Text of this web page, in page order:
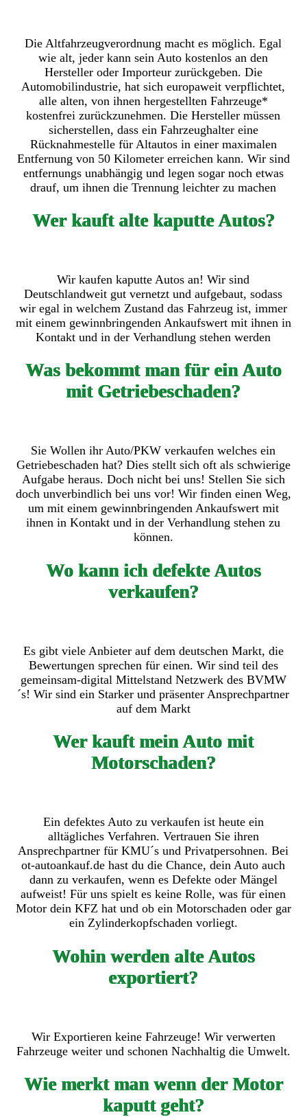
Die Altfahrzeugverordnung macht es möglich. Egal
wie alt, jeder kann sein Auto kostenlos an den
Hersteller oder Importeur zurückgeben. Die
Automobilindustrie, hat sich europaweit verpflichtet,
alle alten, von ihnen hergestellten Fahrzeuge*
kostenfrei zurückzunehmen. Die Hersteller müssen
sicherstellen, dass ein Fahrzeughalter eine
Rücknahmestelle für Altautos in einer maximalen
Entfernung von 50 Kilometer erreichen kann. Wir sind
entfernungs unabhängig und legen sogar noch etwas
drauf, um ihnen die Trennung leichter zu machen
Wer kauft alte kaputte Autos?
Wir kaufen kaputte Autos an! Wir sind
Deutschlandweit gut vernetzt und aufgebaut, sodass
wir egal in welchem Zustand das Fahrzeug ist, immer
mit einem gewinnbringenden Ankaufswert mit ihnen in
Kontakt und in der Verhandlung stehen werden
Was bekommt man für ein Auto
mit Getriebeschaden?
Sie Wollen ihr Auto/PKW verkaufen welches ein
Getriebeschaden hat? Dies stellt sich oft als schwierige
Aufgabe heraus. Doch nicht bei uns! Stellen Sie sich
doch unverbindlich bei uns vor! Wir finden einen Weg,
um mit einem gewinnbringenden Ankaufswert mit
ihnen in Kontakt und in der Verhandlung stehen zu
können.
Wo kann ich defekte Autos
verkaufen?
Es gibt viele Anbieter auf dem deutschen Markt, die
Bewertungen sprechen für einen. Wir sind teil des
gemeinsam-digital Mittelstand Netzwerk des BVMW
´s! Wir sind ein Starker und präsenter Ansprechpartner
auf dem Markt
Wer kauft mein Auto mit
Motorschaden?
Ein defektes Auto zu verkaufen ist heute ein
alltägliches Verfahren. Vertrauen Sie ihren
Ansprechpartner für KMU´s und Privatpersohnen. Bei
ot-autoankauf.de hast du die Chance, dein Auto auch
dann zu verkaufen, wenn es Defekte oder Mängel
aufweist! Für uns spielt es keine Rolle, was für einen
Motor dein KFZ hat und ob ein Motorschaden oder gar
ein Zylinderkopfschaden vorliegt.
Wohin werden alte Autos
exportiert?
Wir Exportieren keine Fahrzeuge! Wir verwerten
Fahrzeuge weiter und schonen Nachhaltig die Umwelt.
Wie merkt man wenn der Motor
kaputt geht?